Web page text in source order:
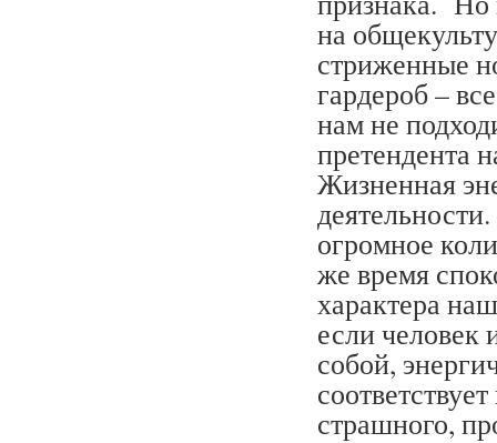
на
стриженные
гардероб –
нам не
претендента
Жизненная
огромное
же время
характера
если человек
собой,
страшного,